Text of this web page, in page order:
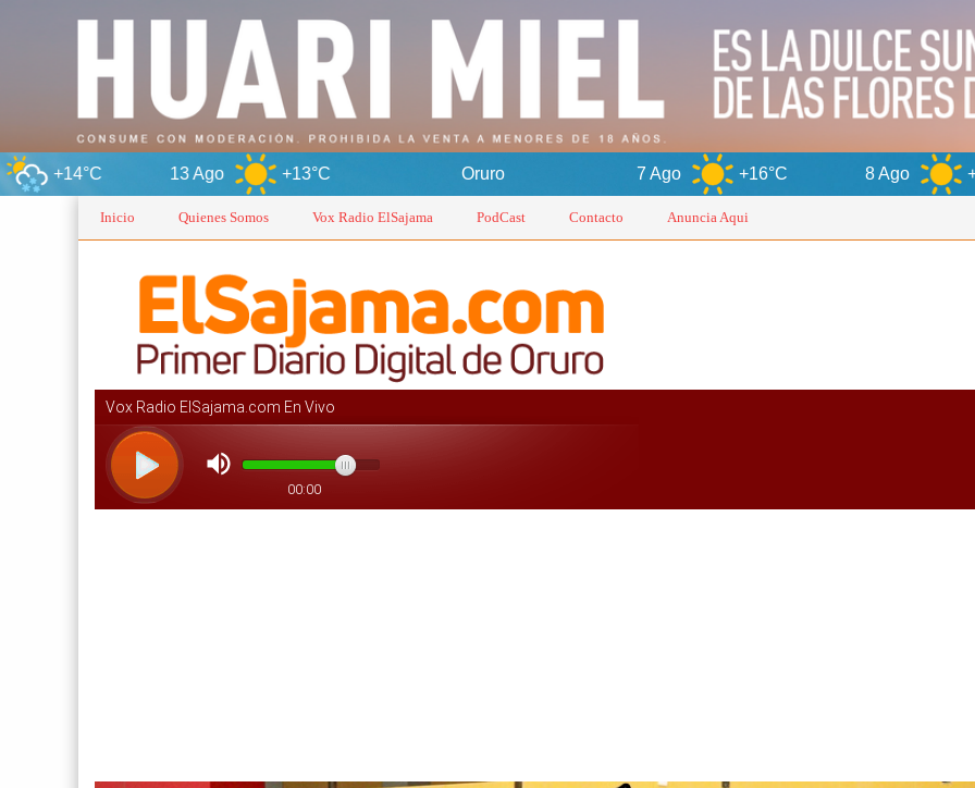
13 Ago +13°C +16°C 8 Ago +15°C
Inicio Quienes Somos Vox Radio ElSajama PodCast Contacto Anuncia Aqui